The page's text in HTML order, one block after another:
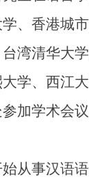
、香港城
湾清华大
学、西江
加学术会议
事汉语语